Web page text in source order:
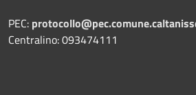
PEC:
Centralino: 093474111